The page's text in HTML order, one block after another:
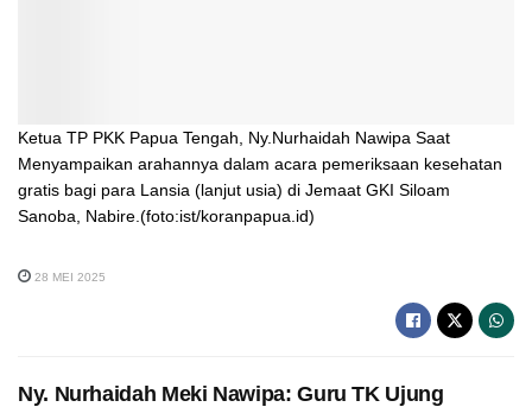
Ketua TP PKK Papua Tengah, Ny.Nurhaidah Nawipa Saat
Menyampaikan arahannya dalam acara pemeriksaan kesehatan
gratis bagi para Lansia (lanjut usia) di Jemaat GKI Siloam
Sanoba, Nabire.(foto:ist/koranpapua.id)
28 MEI 2025
Ny. Nurhaidah Meki Nawipa: Guru TK Ujung